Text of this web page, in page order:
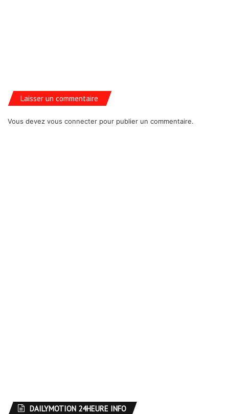
Laisser un commentaire
Vous devez vous connecter pour publier un commentaire.
DAILYMOTION 24HEURE INFO